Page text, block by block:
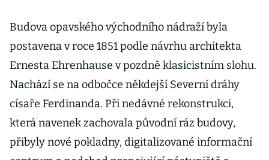
Budova opavského východního nádraží byla
postavena v roce 1851 podle návrhu architekta
Ernesta Ehrenhause v pozdně klasicistním slohu.
Nachází se na odbočce někdejší Severní dráhy
císaře Ferdinanda. Při nedávné rekonstrukci,
která navenek zachovala původní ráz budovy,
přibyly nové pokladny, digitalizované informační